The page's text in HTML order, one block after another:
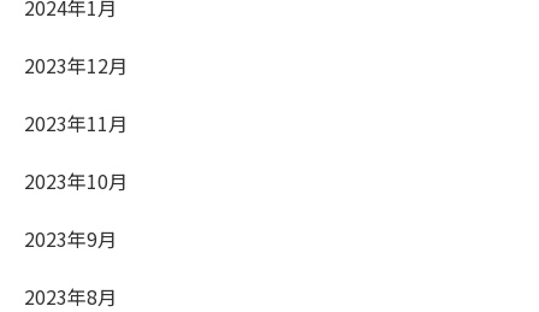
2024年1月
2023年12月
2023年11月
2023年10月
2023年9月
2023年8月